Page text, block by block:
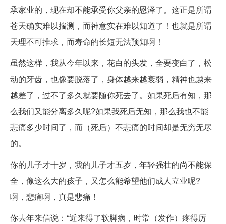
承家业的，现在却不能承受你父亲的恩泽了。这正是所谓
苍天确实难以揣测，而神意实在难以知道了！也就是所谓
天理不可推求，而寿命的长短无法预知啊！
虽然这样，我从今年以来，花白的头发，全要变白了，松
动的牙齿，也像要脱落了，身体越来越衰弱，精神也越来
越差了，过不了多久就要随你死去了。如果死后有知，那
么我们又能分离多久呢?如果我死后无知，那么我也不能
悲痛多少时间了，而（死后）不悲痛的时间却是无穷无尽
的。
你的儿子才十岁，我的儿子才五岁，年轻强壮的尚不能保
全，像这么大的孩子，又怎么能希望他们成人立业呢?
啊，悲痛啊，真是悲痛！
你去年来信说：“近来得了软脚病，时常（发作）疼得厉